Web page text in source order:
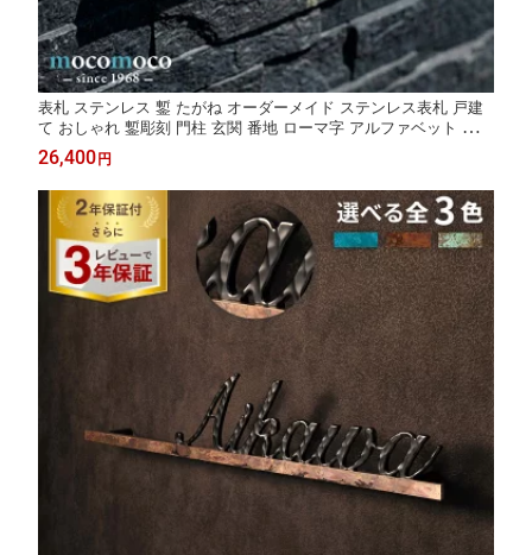
表札 ステンレス 鏨 たがね オーダーメイド ステンレス表札 戸建
て おしゃれ 鏨彫刻 門柱 玄関 番地 ローマ字 アルファベット シン
プル モダン かわいい ネームプレート 日本製 新築祝い ギフト 送
料無料【Cool type-01】
26,400円